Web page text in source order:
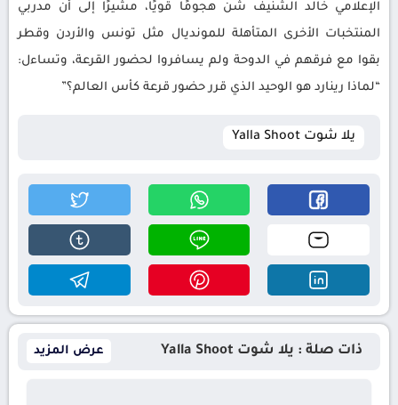
الإعلامي خالد الشنيف شن هجومًا قويًا، مشيرًا إلى أن مدربي
المنتخبات الأخرى المتأهلة للمونديال مثل تونس والأردن وقطر
بقوا مع فرقهم في الدوحة ولم يسافروا لحضور القرعة، وتساءل:
“لماذا رينارد هو الوحيد الذي قرر حضور قرعة كأس العالم؟”
يلا شوت Yalla Shoot
ذات صلة : يلا شوت Yalla Shoot عرض المزيد